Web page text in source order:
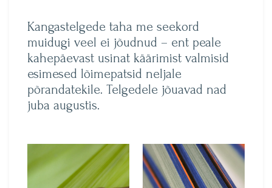
Kangastelgede taha me seekord
muidugi veel ei jõudnud – ent peale
kahepäevast usinat käärimist valmisid
esimesed lõimepatsid neljale
põrandatekile. Telgedele jõuavad nad
juba augustis.